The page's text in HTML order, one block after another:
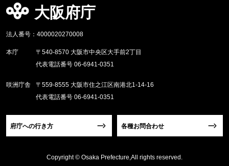
大阪府庁
法人番号：4000020270008
本庁
〒540-8570 大阪市中央区大手前2丁目
代表電話番号 06-6941-0351
咲洲庁舎
〒559-8555 大阪市住之江区南港北1-14-16
代表電話番号 06-6941-0351
府庁への行き方 各種お問合わせ
Copyright © Osaka Prefecture,All rights reserved.